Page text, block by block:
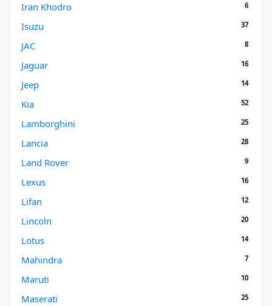
Iran Khodro 6
Isuzu 37
JAC 8
Jaguar 16
Jeep 14
Kia 52
Lamborghini 25
Lancia 28
Land Rover 9
Lexus 16
Lifan 12
Lincoln 20
Lotus 14
Mahindra 7
Maruti 10
Maserati 25